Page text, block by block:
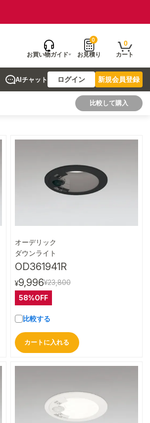
お買い物ガイド
0
お見積り
0
カート
AIチャット ログイン 新規会員登録
比較して購入
オーデリック
ダウンライト
OD361941R
¥9,996¥23,800
58%OFF
比較する
カートに入れる